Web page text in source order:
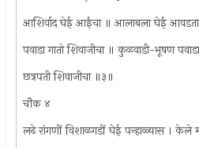
आशिर्वाद घेई आईचा ॥ आलाबला घेई आवडता
पवाडा गातो शिवाजीचा ॥ कुळवाडी-भूषण
छत्रपती शिवाजीचा ॥३॥
चौक ४
लढे रांगणीं विशाळगडीं घेई पन्हाळ्यास ।